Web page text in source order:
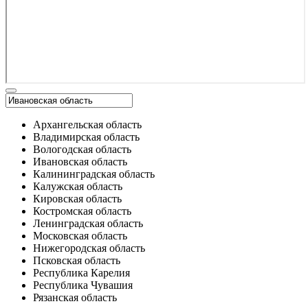
Архангельская область
Владимирская область
Вологодская область
Ивановская область
Калининградская область
Калужская область
Кировская область
Костромская область
Ленинградская область
Московская область
Нижегородская область
Псковская область
Республика Карелия
Республика Чувашия
Рязанская область